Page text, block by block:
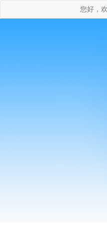
您好，